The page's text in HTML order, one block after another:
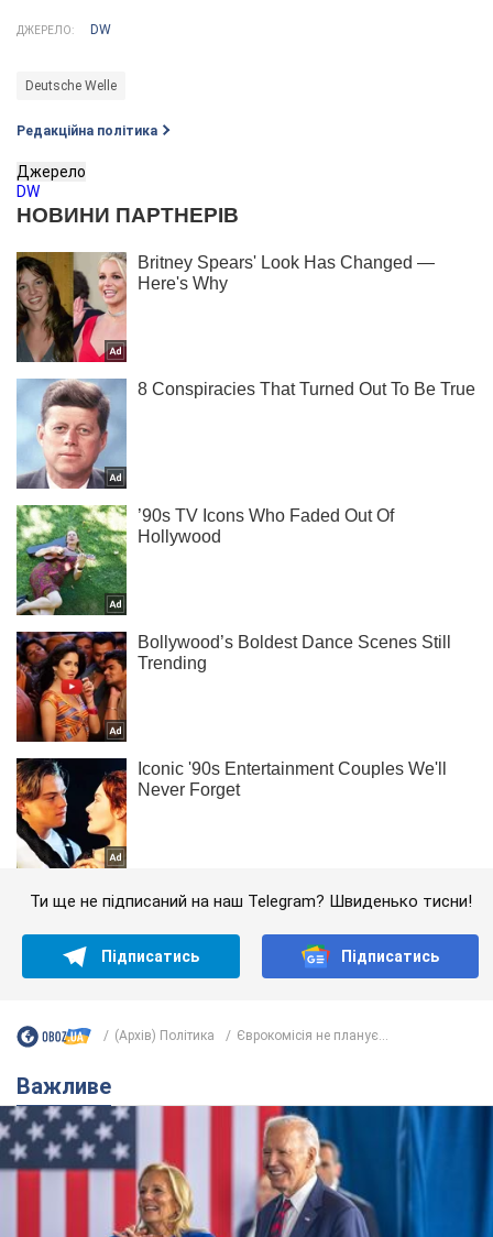
ДЖЕРЕЛО: DW
Deutsche Welle
Редакційна політика
Джерело
DW
Ти ще не підписаний на наш Telegram? Швиденько тисни!
Підписатись Підписатись
(Архів) Політика Єврокомісія не планує...
Важливе